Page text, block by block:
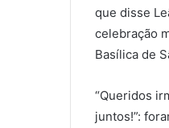
que disse
celebração
Basílica de
“Queridos
juntos!”: